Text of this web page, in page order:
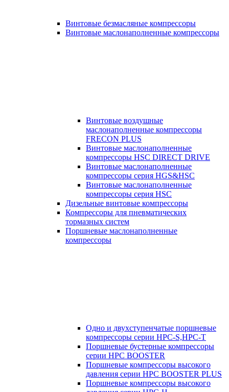
Винтовые безмасляные компрессоры
Винтовые маслонаполненные компрессоры
Винтовые воздушные
маслонаполненные компрессоры
FRECON PLUS
Винтовые маслонаполненные
компрессоры HSC DIRECT DRIVE
Винтовые маслонаполненные
компрессоры серия HGS&HSC
Винтовые маслонаполненные
компрессоры серия HSC
Дизельные винтовые компрессоры
Компрессоры для пневматических
тормазных систем
Поршневые маслонаполненные
компрессоры
Одно и двухступенчатые поршневые
компрессоры серии HPC-S,HPC-T
Поршневые бустерные компрессоры
серии HPC BOOSTER
Поршневые компрессоры высокого
давления серии HPC BOOSTER PLUS
Поршневые компрессоры высокого